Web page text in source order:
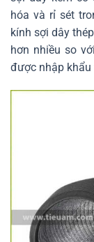
hóa và rỉ sét
kính sợi dây
hơn nhiều so
được nhập khẩu